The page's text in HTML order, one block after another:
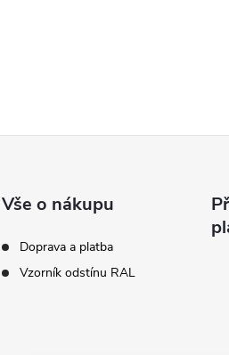
Vše o nákupu
Doprava a platba
Vzorník odstínu RAL